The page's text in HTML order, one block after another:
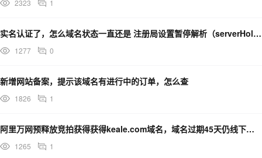
2323 1
实名认证了，怎么域名状态一直还是 注册局设置暂停解析（serverHold）？
1277 0
新增网站备案，提示该域名有进行中的订单，怎么查
1826 1
阿里万网预释放竞拍获得获得keale.com域名，域名过期45天仍线下回购被取消订单？公正性何在？
1265 1